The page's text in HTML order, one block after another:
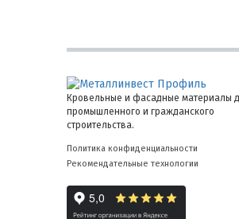
Кровельные и фасадные материалы
промышленного и гражданского
строительства.
Политика конфиденциальности
Рекомендательные технологии